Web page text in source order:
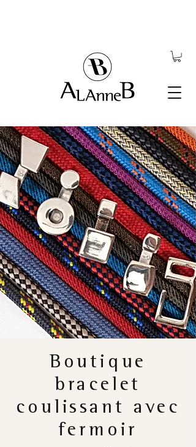
Boutique
bracelet
coulissant avec
fermoir